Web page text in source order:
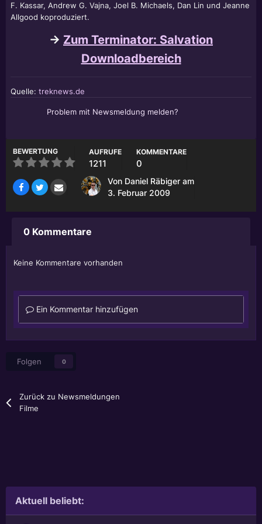
F. Kassar, Andrew G. Vajna, Joel B. Michaels, Dan Lin und Jeanne
Allgood koproduziert.
-> Zum Terminator: Salvation
Downloadbereich
Quelle: treknews.de
Problem mit Newsmeldung melden?
BEWERTUNG AUFRUFE
1211
KOMMENTARE
0
Von Daniel Räbiger am
3. Februar 2009
0 Kommentare
Keine Kommentare vorhanden
Ein Kommentar hinzufügen
Folgen 0
Zurück zu Newsmeldungen
Filme
Aktuell beliebt: